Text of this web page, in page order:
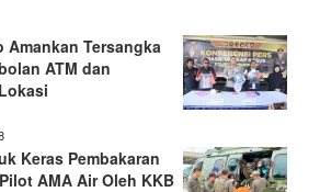
Tersangka
ATM dan
Keras Pembakaran
AMA Air Oleh KKB